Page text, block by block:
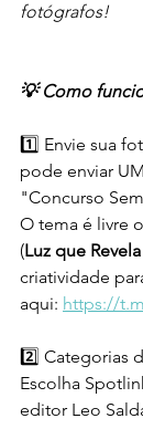
fotógrafos!
💡 Como
1️⃣ Envie sua
pode enviar
"Concurso
O tema é livre
(Luz que
criatividade
aqui: https://
2️⃣ Categorias
Escolha
editor Leo